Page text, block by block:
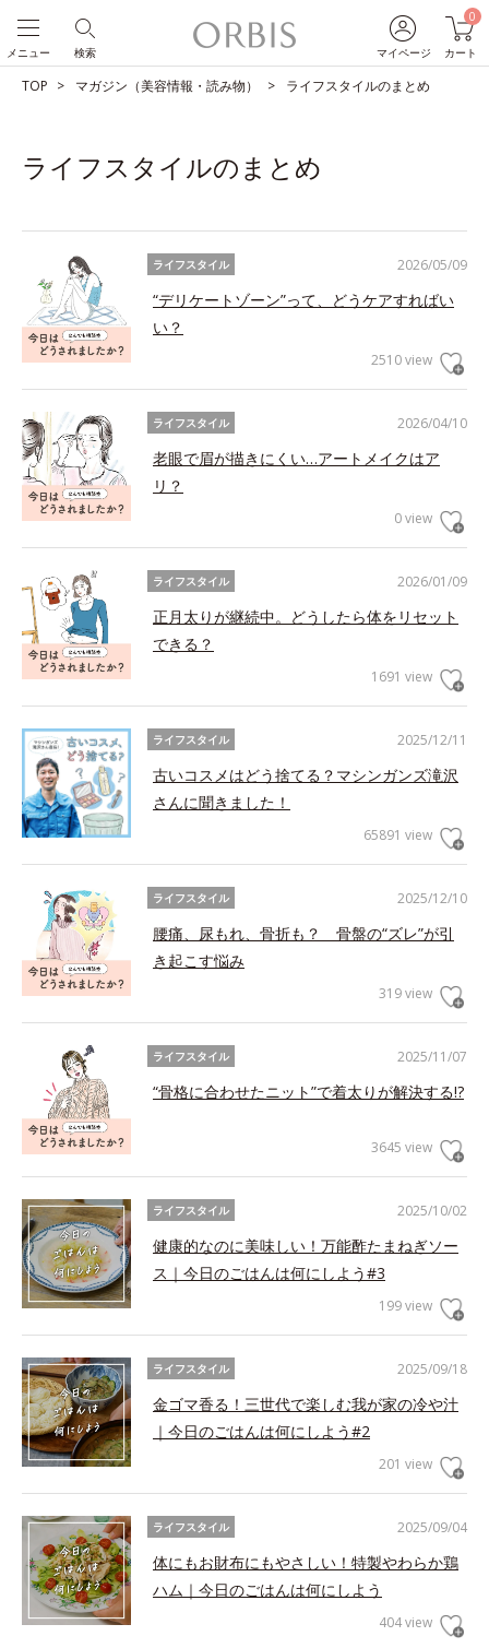
マイページ
0
カート
検索
メニュー
TOP マガジン（美容情報・読み物） ライフスタイルのまとめ
ライフスタイルのまとめ
2026/05/09
ライフスタイル
“デリケートゾーン”って、どうケアすればい
い？
2510 view
2026/04/10
ライフスタイル
老眼で眉が描きにくい…アートメイクはア
リ？
0 view
2026/01/09
ライフスタイル
正月太りが継続中。どうしたら体をリセット
できる？
1691 view
2025/12/11
ライフスタイル
古いコスメはどう捨てる？マシンガンズ滝沢
さんに聞きました！
65891 view
2025/12/10
ライフスタイル
腰痛、尿もれ、骨折も？ 骨盤の“ズレ”が引
き起こす悩み
319 view
2025/11/07
ライフスタイル
“骨格に合わせたニット”で着太りが解決する!?
3645 view
2025/10/02
ライフスタイル
健康的なのに美味しい！万能酢たまねぎソー
ス｜今日のごはんは何にしよう#3
199 view
2025/09/18
ライフスタイル
金ゴマ香る！三世代で楽しむ我が家の冷や汁
｜今日のごはんは何にしよう#2
201 view
2025/09/04
ライフスタイル
体にもお財布にもやさしい！特製やわらか鶏
ハム｜今日のごはんは何にしよう
404 view